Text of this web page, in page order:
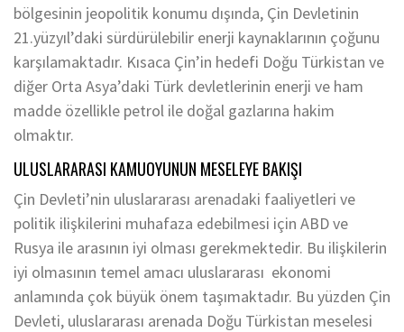
bölgesinin jeopolitik konumu dışında, Çin Devletinin
21.yüzyıl’daki sürdürülebilir enerji kaynaklarının çoğunu
karşılamaktadır. Kısaca Çin’in hedefi Doğu Türkistan ve
diğer Orta Asya’daki Türk devletlerinin enerji ve ham
madde özellikle petrol ile doğal gazlarına hakim
olmaktır.
ULUSLARARASI KAMUOYUNUN MESELEYE BAKIŞI
Çin Devleti’nin uluslararası arenadaki faaliyetleri ve
politik ilişkilerini muhafaza edebilmesi için ABD ve
Rusya ile arasının iyi olması gerekmektedir. Bu ilişkilerin
iyi olmasının temel amacı uluslararası ekonomi
anlamında çok büyük önem taşımaktadır. Bu yüzden Çin
Devleti, uluslararası arenada Doğu Türkistan meselesi